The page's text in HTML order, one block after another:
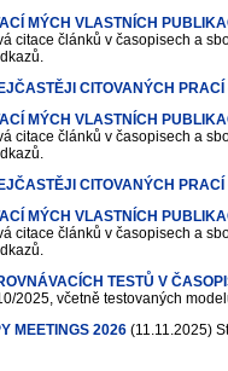
MÝCH VLASTNÍCH
citace článků v časopisech a
CITOVANÝCH PRACÍ
MÝCH VLASTNÍCH
citace článků v časopisech a
CITOVANÝCH PRACÍ
MÝCH VLASTNÍCH
citace článků v časopisech a
TESTŮ V
2025, včetně testovaných
MEETINGS 2026 (11.11.2025)